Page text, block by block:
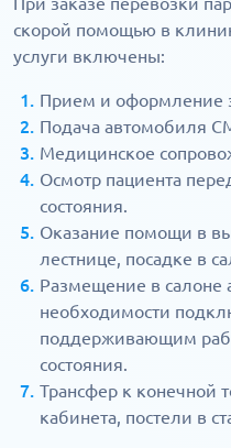
скорой помощью в
услуги включены:
Прием и оформление
Подача автомобиля
Медицинское
Осмотр пациента
состояния.
Оказание помощи в
лестнице, посадке в
Размещение в салоне
необходимости
поддерживающим
состояния.
Трансфер к конечной
кабинета, постели в